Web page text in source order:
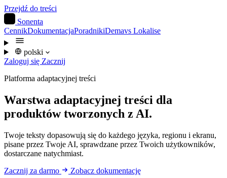
Przejdź do treści
Sonenta
CennikDokumentacjaPoradnikiDemavs Lokalise
polski
Zaloguj się Zacznij
Platforma adaptacyjnej treści
Warstwa adaptacyjnej treści dla
produktów tworzonych z AI.
Twoje teksty dopasowują się do każdego języka, regionu i ekranu,
pisane przez Twoje AI, sprawdzane przez Twoich użytkowników,
dostarczane natychmiast.
Zacznij za darmo
Zobacz dokumentację